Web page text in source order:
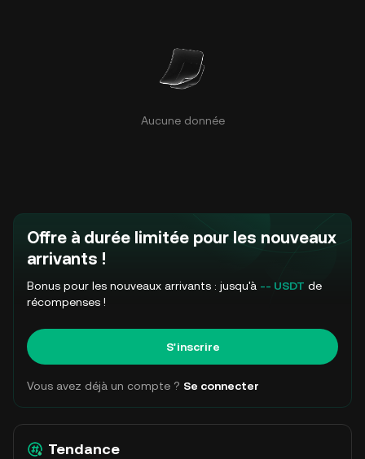
Aucune donnée
Offre à durée limitée pour les nouveaux
arrivants !
Bonus pour les nouveaux arrivants : jusqu'à -- USDT de
récompenses !
S'inscrire
Vous avez déjà un compte ? Se connecter
Tendance